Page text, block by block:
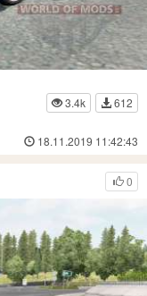
3.4k
612
18.11.2019 11:42:43
0